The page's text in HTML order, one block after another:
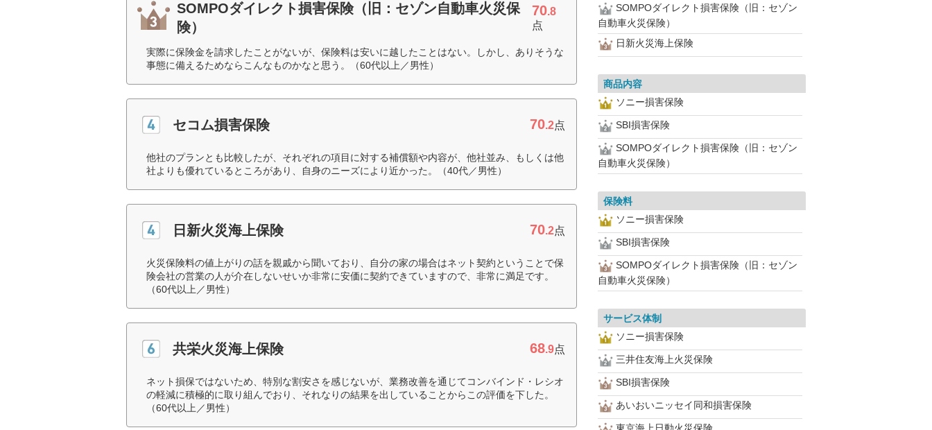
SOMPOダイレクト損害保険（旧：セゾン自動車火災保
険）
70.8
点
実際に保険金を請求したことがないが、保険料は安いに越したことはない。しかし、ありそうな
事態に備えるためならこんなものかなと思う。（60代以上／男性）
セコム損害保険 70.2点
他社のプランとも比較したが、それぞれの項目に対する補償額や内容が、他社並み、もしくは他
社よりも優れているところがあり、自身のニーズにより近かった。（40代／男性）
日新火災海上保険 70.2点
火災保険料の値上がりの話を親戚から聞いており、自分の家の場合はネット契約ということで保
険会社の営業の人が介在しないせいか非常に安価に契約できていますので、非常に満足です。
（60代以上／男性）
共栄火災海上保険 68.9点
ネット損保ではないため、特別な割安さを感じないが、業務改善を通じてコンバインド・レシオ
の軽減に積極的に取り組んでおり、それなりの結果を出していることからこの評価を下した。
（60代以上／男性）
SOMPOダイレクト損害保険（旧：セゾン
自動車火災保険）
日新火災海上保険
商品内容
ソニー損害保険
SBI損害保険
SOMPOダイレクト損害保険（旧：セゾン
自動車火災保険）
保険料
ソニー損害保険
SBI損害保険
SOMPOダイレクト損害保険（旧：セゾン
自動車火災保険）
サービス体制
ソニー損害保険
三井住友海上火災保険
SBI損害保険
あいおいニッセイ同和損害保険